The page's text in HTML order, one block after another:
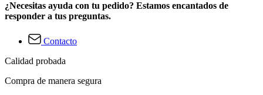
¿Necesitas ayuda con tu pedido? Estamos encantados de
responder a tus preguntas.
Contacto
Calidad probada
Compra de manera segura